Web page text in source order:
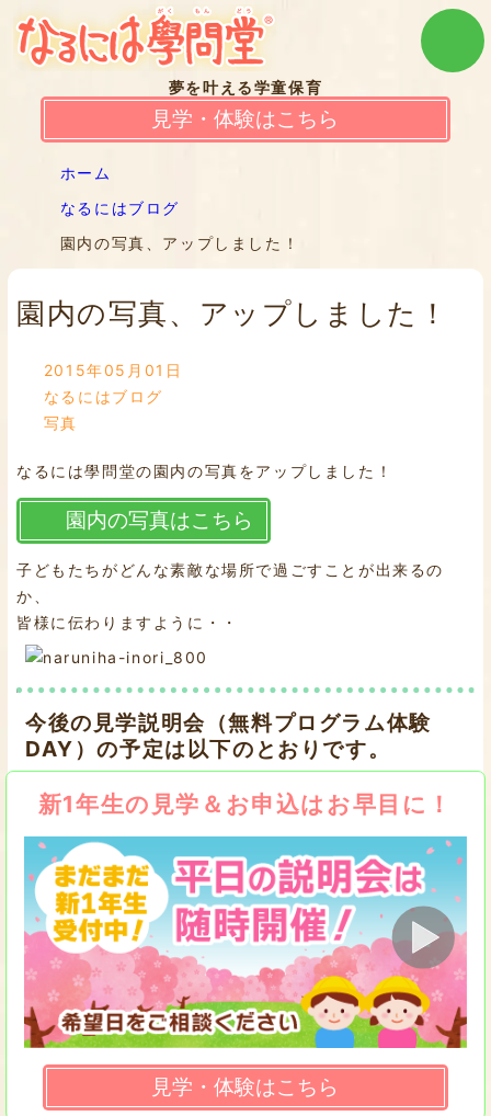
夢を叶える学童保育
見学・体験はこちら
ホーム
なるにはブログ
園内の写真、アップしました！
園内の写真、アップしました！
2015年05月01日
なるにはブログ
写真
なるには學問堂の園内の写真をアップしました！
園内の写真はこちら
子どもたちがどんな素敵な場所で過ごすことが出来るの
か、
皆様に伝わりますように・・
今後の見学説明会（無料プログラム体験
DAY）の予定は以下のとおりです。
新1年生の見学＆お申込はお早目に！
見学・体験はこちら